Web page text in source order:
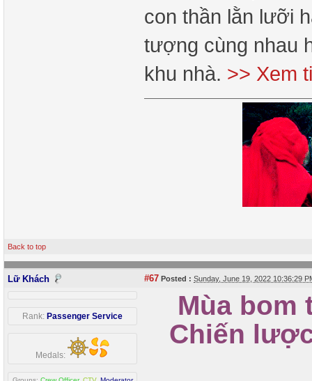
con thần lằn lưỡi
tượng cùng nhau
khu nhà. >> Xem
Back to top
Lữ Khách #67 Posted : Sunday, June 19, 2022 10:36:29
Rank: Passenger Service
Medals:
Mùa bom
Chiến